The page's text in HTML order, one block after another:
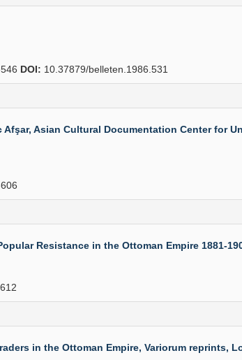
DOI: 10.37879/belleten.1986.531
Afşar, Asian Cultural Documentation Center
Resistance in the Ottoman Empire 1881-
in the Ottoman Empire, Variorum reprints,